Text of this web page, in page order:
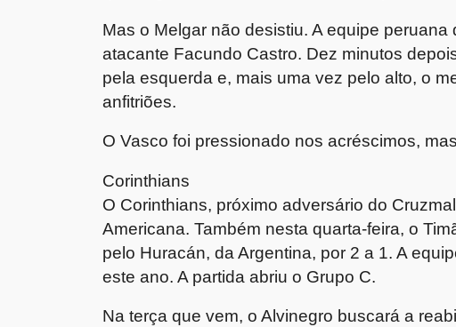
Mas o Melgar não desistiu. A equipe
atacante Facundo Castro. Dez minutos
pela esquerda e, mais uma vez pelo alto, o
anfitriões.
O Vasco foi pressionado nos acréscimos,
Corinthians
O Corinthians, próximo adversário do
Americana. Também nesta quarta-feira, o
pelo Huracán, da Argentina, por 2 a 1. A
este ano. A partida abriu o Grupo C.
Na terça que vem, o Alvinegro buscará a